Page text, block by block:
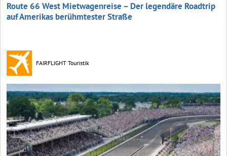
Route 66 West Mietwagenreise – Der legendäre Roadtrip
auf Amerikas berühmtester Straße
FAIRFLIGHT Touristik